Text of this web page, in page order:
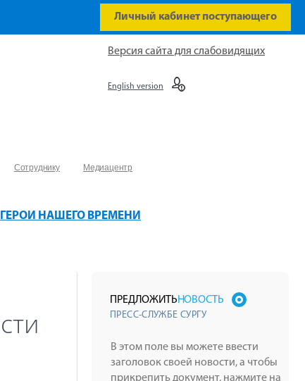
Личный кабинет поступающего
Сотруднику
Медиацентр
ГЕРОИ НАШЕГО ВРЕМЕНИ
Версия сайта для слабовидящих
English version
ПРЕДЛОЖИТЬНОВОСТЬ
ПРЕСС-СЛУЖБЕ СУРГУ